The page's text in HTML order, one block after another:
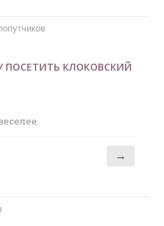
ПОСЕТИТЬ КЛОКОВСКИЙ
→